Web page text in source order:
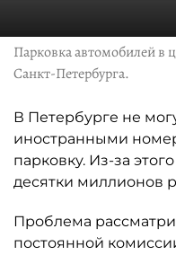
Парковка автомобилей в
Санкт-Петербурга.
В Петербурге не
иностранными
парковку. Из-за
десятки миллионов
Проблема
постоянной